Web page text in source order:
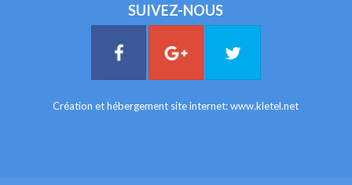
SUIVEZ-NOUS
Création et hébergement site internet:www.kletel.net